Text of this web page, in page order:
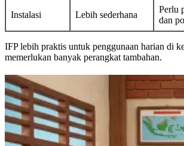
Instalasi Lebih sederhana
Perlu
dan
IFP lebih praktis untuk penggunaan harian di
memerlukan banyak perangkat tambahan.